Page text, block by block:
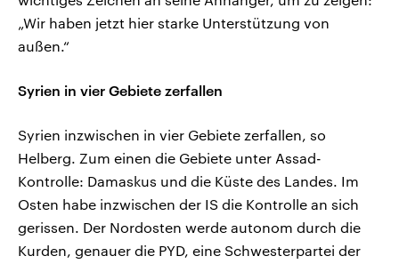
„Wir haben jetzt hier starke Unterstützung von
außen.“
Syrien in vier Gebiete zerfallen
Syrien inzwischen in vier Gebiete zerfallen, so
Helberg. Zum einen die Gebiete unter Assad-
Kontrolle: Damaskus und die Küste des Landes. Im
Osten habe inzwischen der IS die Kontrolle an sich
gerissen. Der Nordosten werde autonom durch die
Kurden, genauer die PYD, eine Schwesterpartei der